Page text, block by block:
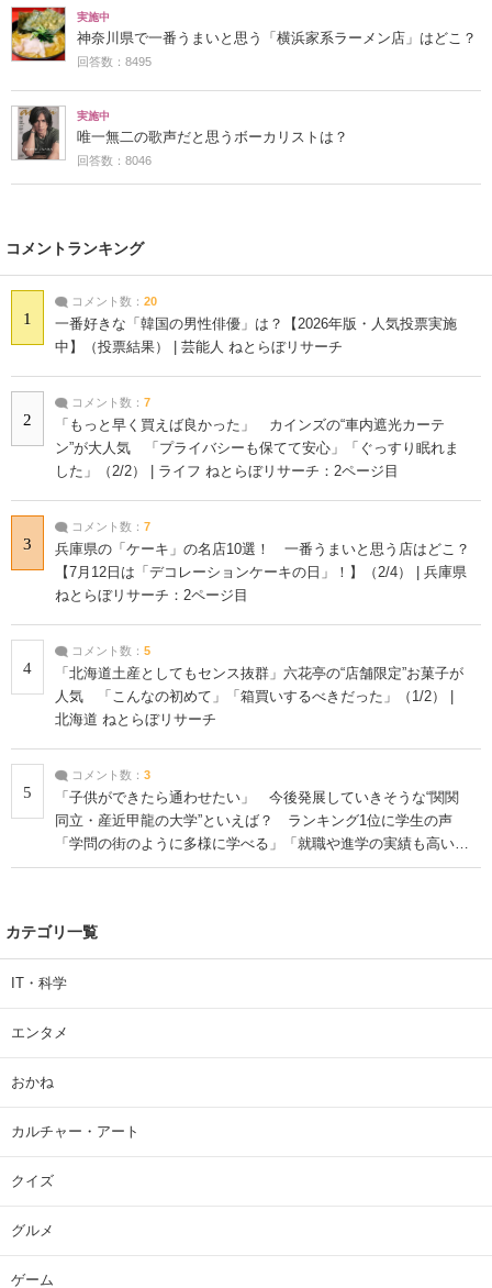
実施中
神奈川県で一番うまいと思う「横浜家系ラーメン店」はどこ？
回答数：8495
実施中
唯一無二の歌声だと思うボーカリストは？
回答数：8046
コメントランキング
1
コメント数： 20
一番好きな「韓国の男性俳優」は？【2026年版・人気投票実施
中】（投票結果） | 芸能人 ねとらぼリサーチ
2
コメント数： 7
「もっと早く買えば良かった」 カインズの“車内遮光カーテ
ン”が大人気 「プライバシーも保てて安心」「ぐっすり眠れま
した」（2/2） | ライフ ねとらぼリサーチ：2ページ目
3
コメント数： 7
兵庫県の「ケーキ」の名店10選！ 一番うまいと思う店はどこ？
【7月12日は「デコレーションケーキの日」！】（2/4） | 兵庫県
ねとらぼリサーチ：2ページ目
4
コメント数： 5
「北海道土産としてもセンス抜群」六花亭の“店舗限定”お菓子が
人気 「こんなの初めて」「箱買いするべきだった」（1/2） |
北海道 ねとらぼリサーチ
5
コメント数： 3
「子供ができたら通わせたい」 今後発展していきそうな“関関
同立・産近甲龍の大学”といえば？ ランキング1位に学生の声
「学問の街のように多様に学べる」「就職や進学の実績も高い」
| 大学 ねとらぼリサーチ
カテゴリ一覧
IT・科学
エンタメ
おかね
カルチャー・アート
クイズ
グルメ
ゲーム